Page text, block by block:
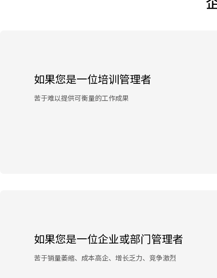
如果您是一位培训管理者
苦于难以提供可衡量的工作成果
如果您是一位企业或部门管理者
苦于销量萎缩、成本高企、增长乏力、竞争激烈